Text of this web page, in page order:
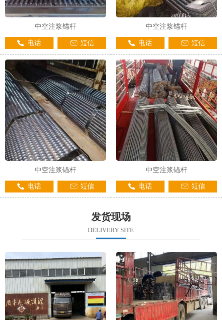
中空注浆锚杆
电话 短信
中空注浆锚杆
电话 短信
中空注浆锚杆
电话 短信
中空注浆锚杆
电话 短信
发货现场
DELIVERY SITE